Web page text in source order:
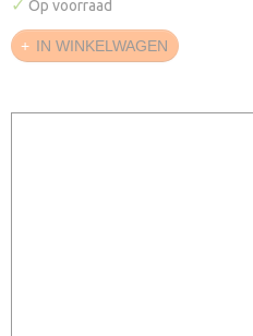
✓ Op voorraad
IN WINKELWAGEN